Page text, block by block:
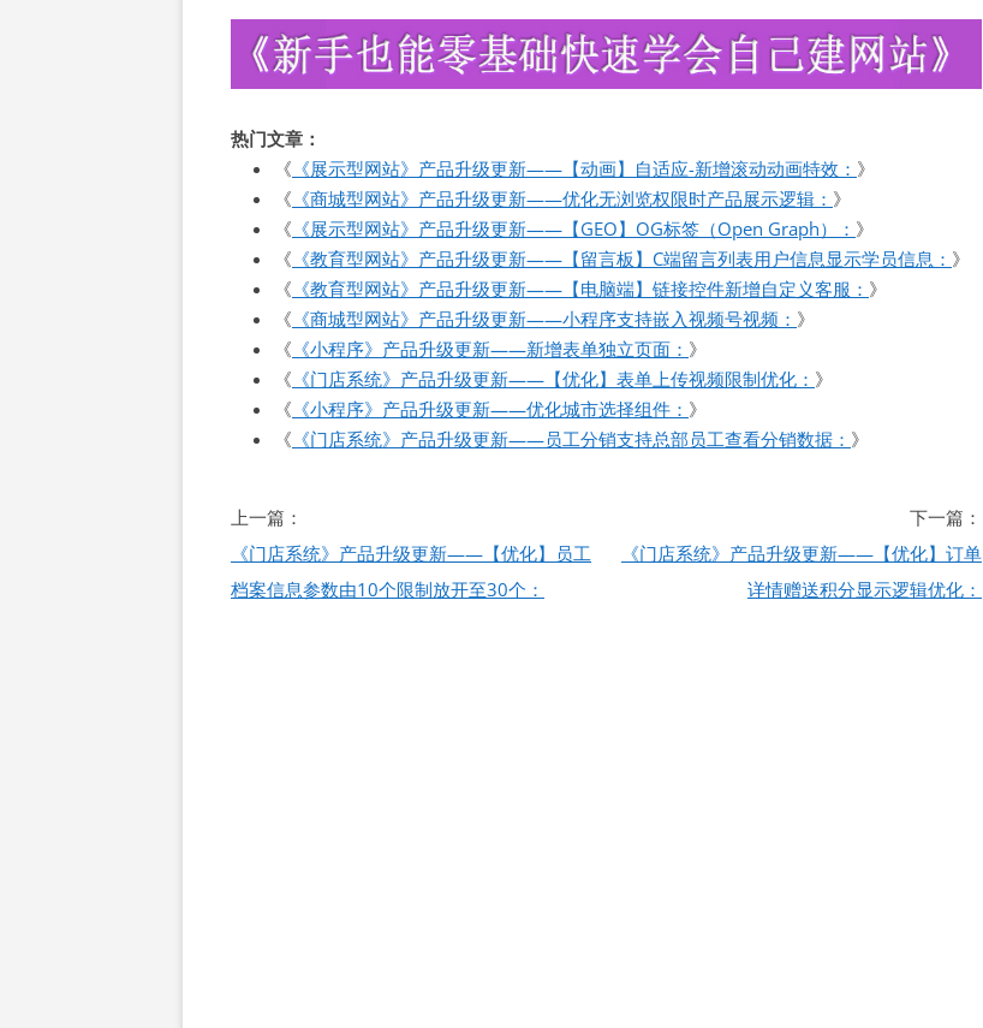
热门文章：
《 《展示型网站》产品升级更新——【动画】自适应-新增滚动动画特效： 》
《 《商城型网站》产品升级更新——优化无浏览权限时产品展示逻辑： 》
《 《展示型网站》产品升级更新——【GEO】OG标签（Open Graph）： 》
《 《教育型网站》产品升级更新——【留言板】C端留言列表用户信息显示学员信息： 》
《 《教育型网站》产品升级更新——【电脑端】链接控件新增自定义客服： 》
《 《商城型网站》产品升级更新——小程序支持嵌入视频号视频： 》
《 《小程序》产品升级更新——新增表单独立页面： 》
《 《门店系统》产品升级更新——【优化】表单上传视频限制优化： 》
《 《小程序》产品升级更新——优化城市选择组件： 》
《 《门店系统》产品升级更新——员工分销支持总部员工查看分销数据： 》
文
章
导
上一篇：
《门店系统》产品升级更新——【优化】员工
档案信息参数由10个限制放开至30个：
下一篇：
《门店系统》产品升级更新——【优化】订单
详情赠送积分显示逻辑优化：